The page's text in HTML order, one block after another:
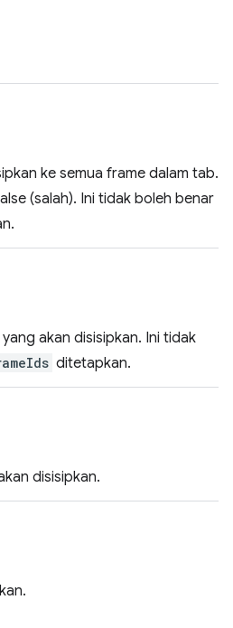
ke semua frame dalam tab.
(salah). Ini tidak boleh benar
akan disisipkan. Ini tidak
ditetapkan.
disisipkan.